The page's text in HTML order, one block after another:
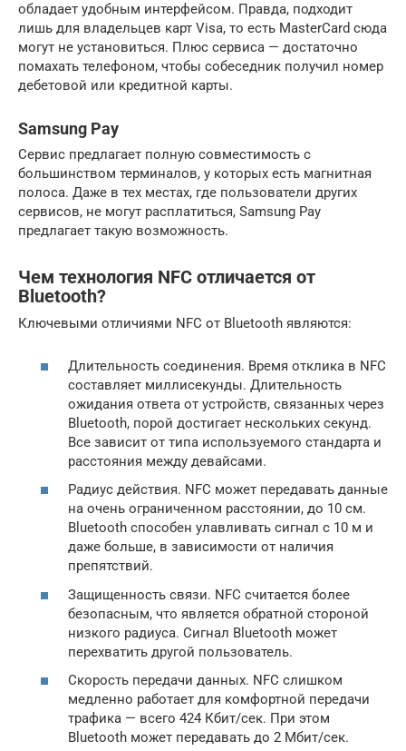
обладает удобным интерфейсом. Правда, подходит
лишь для владельцев карт Visa, то есть MasterCard сюда
могут не установиться. Плюс сервиса — достаточно
помахать телефоном, чтобы собеседник получил номер
дебетовой или кредитной карты.
Samsung Pay
Сервис предлагает полную совместимость с
большинством терминалов, у которых есть магнитная
полоса. Даже в тех местах, где пользователи других
сервисов, не могут расплатиться, Samsung Pay
предлагает такую возможность.
Чем технология NFC отличается от
Bluetooth?
Ключевыми отличиями NFC от Bluetooth являются:
Длительность соединения. Время отклика в NFC
составляет миллисекунды. Длительность
ожидания ответа от устройств, связанных через
Bluetooth, порой достигает нескольких секунд.
Все зависит от типа используемого стандарта и
расстояния между девайсами.
Радиус действия. NFC может передавать данные
на очень ограниченном расстоянии, до 10 см.
Bluetooth способен улавливать сигнал с 10 м и
даже больше, в зависимости от наличия
препятствий.
Защищенность связи. NFC считается более
безопасным, что является обратной стороной
низкого радиуса. Сигнал Bluetooth может
перехватить другой пользователь.
Скорость передачи данных. NFC слишком
медленно работает для комфортной передачи
трафика — всего 424 Кбит/сек. При этом
Bluetooth может передавать до 2 Мбит/сек.